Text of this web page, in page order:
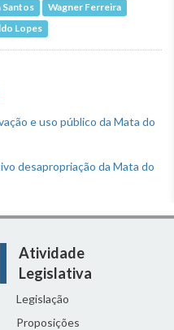
Santos
Wagner Ferreira
Lopes
e uso público da Mata do
desapropriação da Mata do
Atividade
Legislativa
Legislação
Proposições